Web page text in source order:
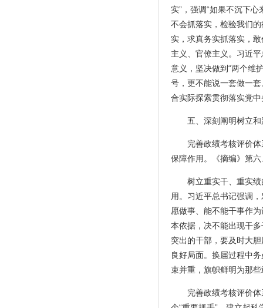
实”，强调“如果不沉下
不会抓落实，检验我们
实，求真务实抓落实，
主义、官僚主义。习近
意义，坚决做到“两个维
号，更不能说一套做一
合实际探索贯彻落实党
五、深刻阐明树立
完善政绩考核评价
保障作用。《摘编》第
树立重实干、重实
用。习近平总书记强调
愿做事、能不能干事作
本依据，决不能出现干
突出的干部，要及时大
良好局面。换届过程中
束并重，旗帜鲜明为那
完善政绩考核评价